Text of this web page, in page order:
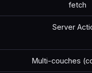
fetch
Server
Multi-couches